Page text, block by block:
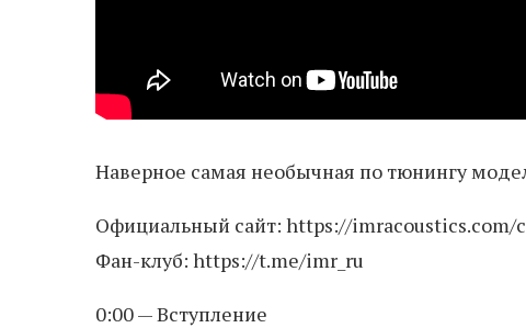
Наверное самая необычная по тюнингу
Официальный сайт: https://
Фан-клуб: https://t.me/imr_ru
0:00 — Вступление